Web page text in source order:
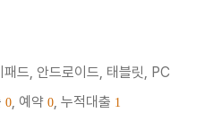
패드, 안드로이드, 태블릿, PC
0 , 예약 0 , 누적대출 1